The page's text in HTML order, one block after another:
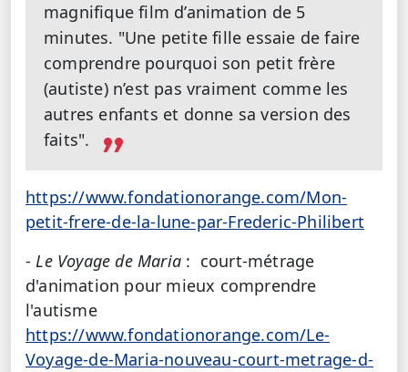
magnifique film d’animation de 5
minutes. "Une petite fille essaie de faire
comprendre pourquoi son petit frère
(autiste) n’est pas vraiment comme les
autres enfants et donne sa version des
faits".
https://www.fondationorange.com/Mon-
petit-frere-de-la-lune-par-Frederic-Philibert
-Le Voyage de Maria : court-métrage
d'animation pour mieux comprendre
l'autisme
https://www.fondationorange.com/Le-
Voyage-de-Maria-nouveau-court-metrage-d-